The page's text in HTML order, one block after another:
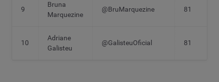
9
Bruna
Marquezine
@BruMarquezine 81
10
Adriane
Galisteu
@GalisteuOficial 81